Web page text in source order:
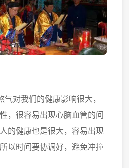
对我们的健康影响很大，
，很容易出现心脑血管的问
的健康也是很大，容易出现
以时间要协调好，避免冲撞